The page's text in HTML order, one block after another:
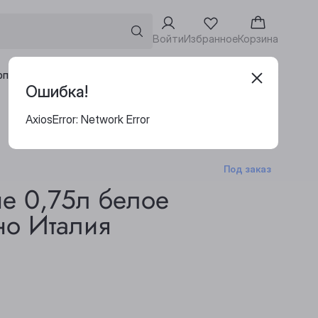
ВойтиИзбранноеКорзина
клиентам Адреса винотек
Под заказ
0,75л белое
Италия
Ошибка!
AxiosError: Network Error